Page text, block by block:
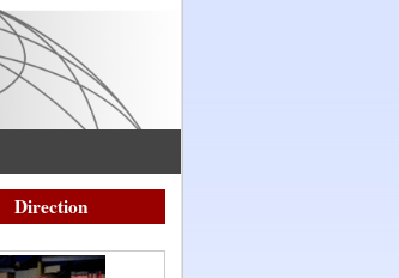
Direction